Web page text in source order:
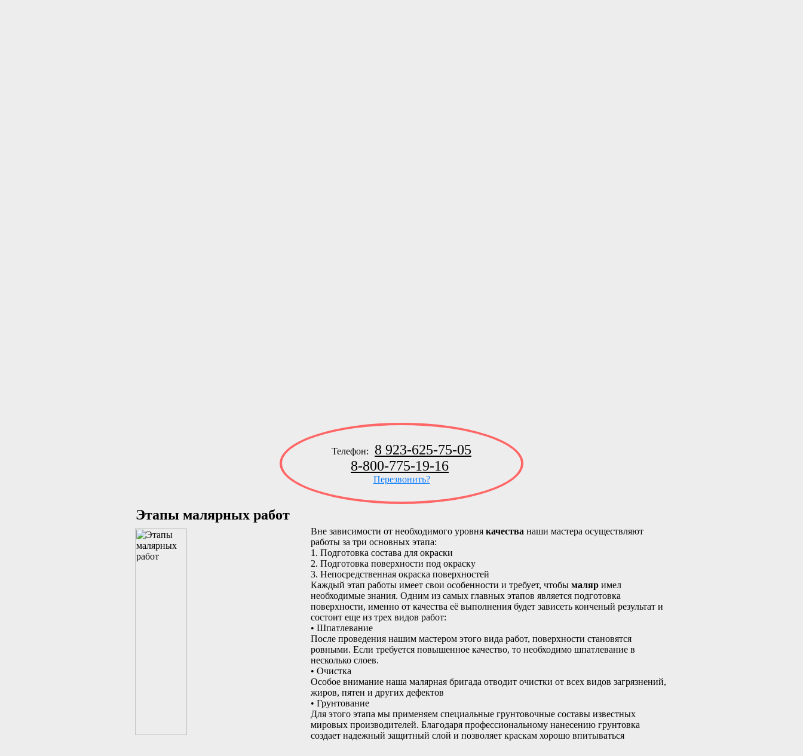
Телефон:
8 923-625-75-05
8-800-775-19-16
Перезвонить?
Этапы малярных работ
Вне зависимости от необходимого уровня качества наши мастера осуществляют
работы за три основных этапа:
1. Подготовка состава для окраски
2. Подготовка поверхности под окраску
3. Непосредственная окраска поверхностей
Каждый этап работы имеет свои особенности и требует, чтобы маляр имел
необходимые знания. Одним из самых главных этапов является подготовка
поверхности, именно от качества её выполнения будет зависеть конченый результат и
состоит еще из трех видов работ:
• Шпатлевание
После проведения нашим мастером этого вида работ, поверхности становятся
ровными. Если требуется повышенное качество, то необходимо шпатлевание в
несколько слоев.
• Очистка
Особое внимание наша малярная бригада отводит очистки от всех видов загрязнений,
жиров, пятен и других дефектов
• Грунтование
Для этого этапа мы применяем специальные грунтовочные составы известных
мировых производителей. Благодаря профессиональному нанесению грунтовка
создает надежный защитный слой и позволяет краскам хорошо впитываться